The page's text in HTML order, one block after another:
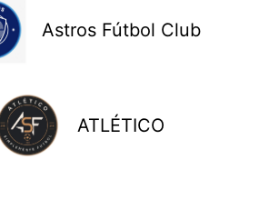
Astros Fútbol Club
ATLÉTICO